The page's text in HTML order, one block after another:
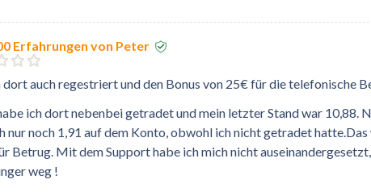
Erfahrungen von Peter
dort auch regestriert und den Bonus von 25€ für die telefonische
ich dort nebenbei getradet und mein letzter Stand war 10,88.
nur noch 1,91 auf dem Konto, obwohl ich nicht getradet hatte.Das
Betrug. Mit dem Support habe ich mich nicht
weg !